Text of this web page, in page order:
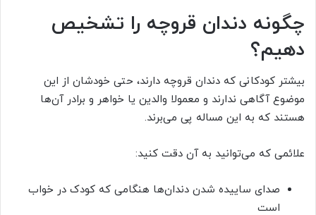
چگونه دندان قروچه را تشخیص
دهیم؟
بیشتر کودکانی که دندان قروچه دارند، حتی خودشان از این
موضوع آگاهی ندارند و معمولا والدین یا خواهر و برادر آن‌ها
هستند که به این مساله پی می‌برند.
علائمی که می‌توانید به آن دقت کنید:
صدای ساییده شدن دندان‌ها هنگامی که کودک در خواب
است